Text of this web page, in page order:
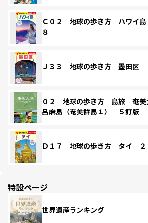
Ｃ０２ 地球の歩き方 ハワイ島
８
Ｊ３３ 地球の歩き方 墨田区
０２ 地球の歩き方 島旅 奄
呂麻島（奄美群島１） ５訂版
Ｄ１７ 地球の歩き方 タイ ２
特設ページ
世界遺産ランキング